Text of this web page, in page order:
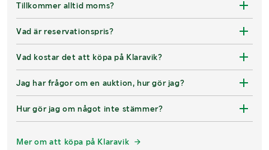
Tillkommer alltid moms?
Vad är reservationspris?
Vad kostar det att köpa på Klaravik?
Jag har frågor om en auktion, hur gör jag?
Hur gör jag om något inte stämmer?
Mer om att köpa på Klaravik